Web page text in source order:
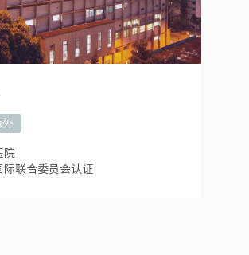
外
院
际联合委员会认证